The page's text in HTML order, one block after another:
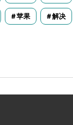
苹果 解决